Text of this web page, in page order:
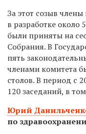
За этот созыв
в разработке около
были приняты на
Собрания. В
пять
членами комитета
столов. В период с
120 заседаний, в
Юрий
по